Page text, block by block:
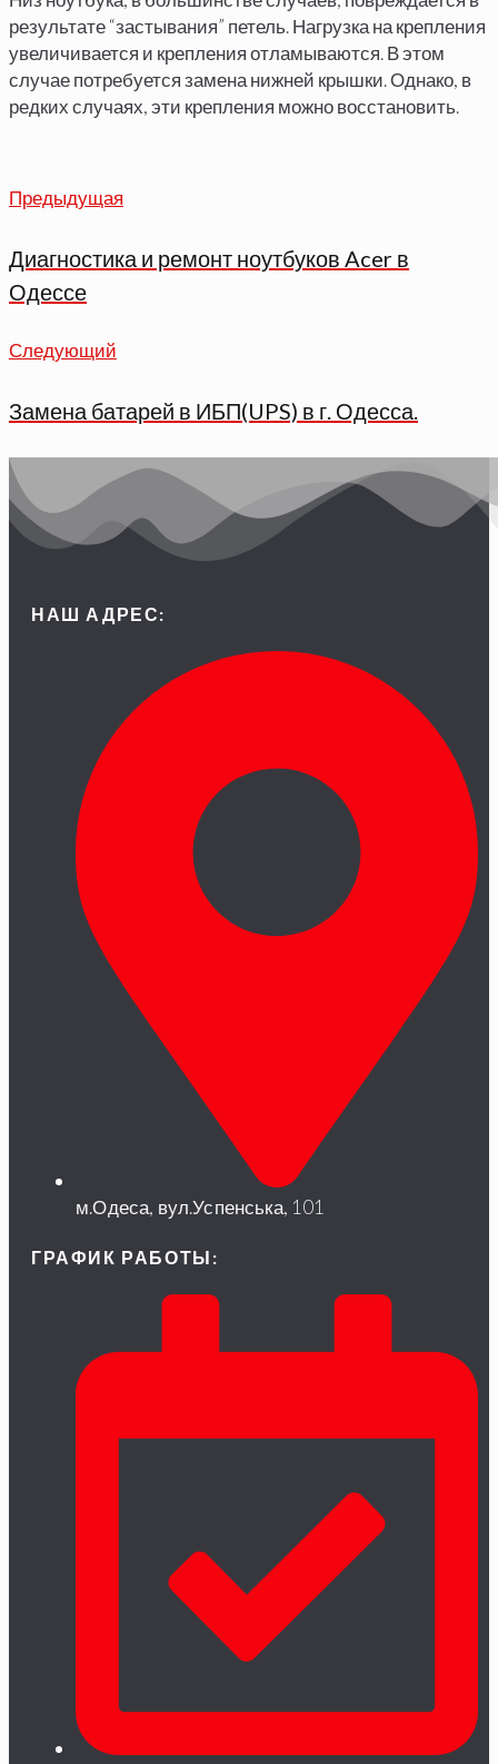
результате “застывания” петель. Нагрузка на крепления
увеличивается и крепления отламываются. В этом
случае потребуется замена нижней крышки. Однако, в
редких случаях, эти крепления можно восстановить.
Навигация
записям
Предыдущая
Предыдущая
Диагностика и ремонт ноутбуков Acer в
Одессе
Следующий
Следующий
Замена батарей в ИБП(UPS) в г. Одесса.
НАШ АДРЕС:
м.Одеса, вул.Успенська, 101
ГРАФИК РАБОТЫ: